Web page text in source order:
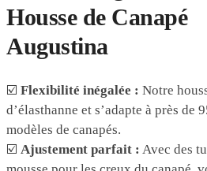
Housse de Canapé
Augustina
☑️ Flexibilité inégalée : Notre
d’élasthanne et s’adapte à près de
modèles de canapés.
☑️ Ajustement parfait : Avec des